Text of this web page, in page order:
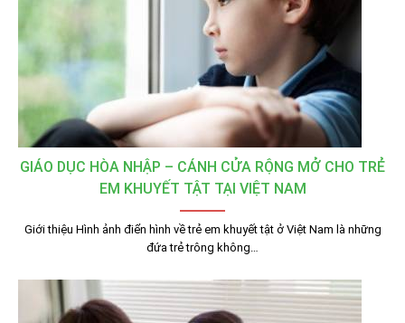
GIÁO DỤC HÒA NHẬP – CÁNH CỬA RỘNG MỞ CHO TRẺ
EM KHUYẾT TẬT TẠI VIỆT NAM
Giới thiệu Hình ảnh điển hình về trẻ em khuyết tật ở Việt Nam là những
đứa trẻ trông không…